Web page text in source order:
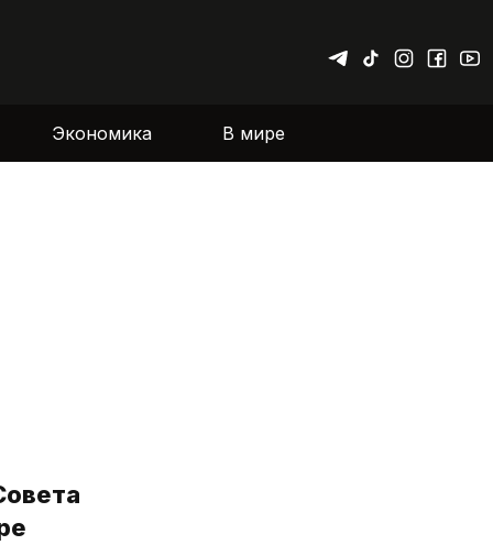
Экономика В мире